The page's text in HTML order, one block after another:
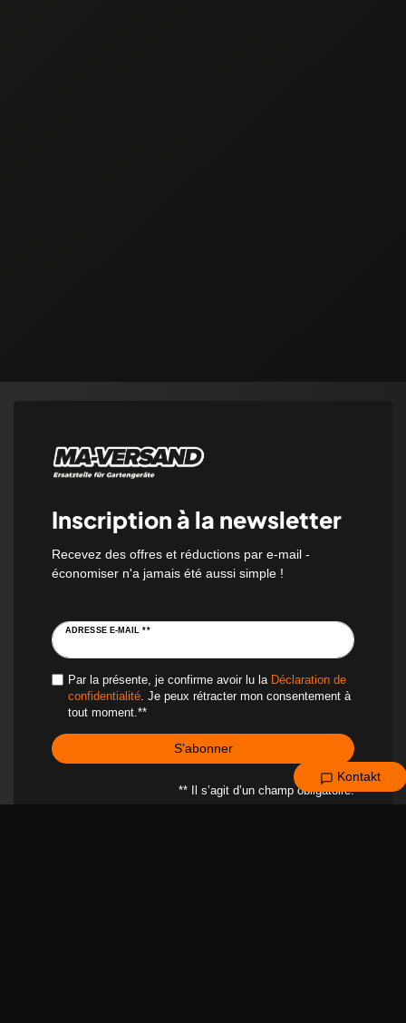
Kontakt
Inscription à la newsletter
Recevez des offres et réductions par e-mail -
économiser n'a jamais été aussi simple !
ADRESSE E-MAIL **
Par la présente, je confirme avoir lu la Déclaration de
confidentialité. Je peux rétracter mon consentement à
tout moment.**
S’abonner
** Il s’agit d’un champ obligatoire.